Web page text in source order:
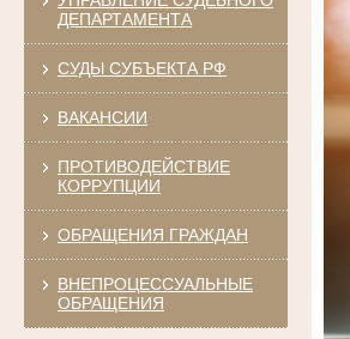
ДЕПАРТАМЕНТА
СУДЫ СУБЪЕКТА РФ
ВАКАНСИИ
ПРОТИВОДЕЙСТВИЕ
КОРРУПЦИИ
ОБРАЩЕНИЯ ГРАЖДАН
ВНЕПРОЦЕССУАЛЬНЫЕ
ОБРАЩЕНИЯ